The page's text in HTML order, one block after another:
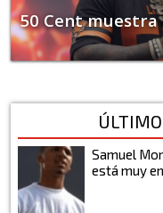
50 Cent
Samuel
está muy